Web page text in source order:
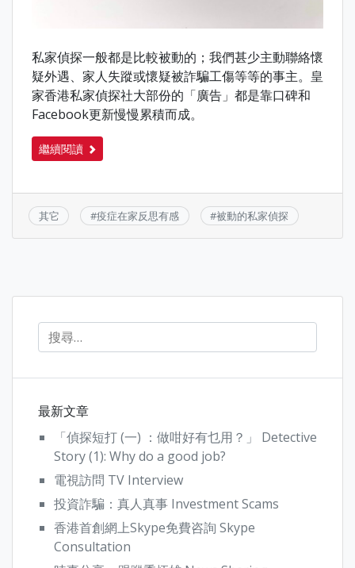
私家偵探一般都是比較被動的；我們甚少主動聯絡懷
疑外遇、家人失蹤或懷疑被詐騙工傷等等的事主。皇
家香港私家偵探社大部份的「廣告」都是靠口碑和
Facebook更新慢慢累積而成。
繼續閱讀
其它 #疫症在家反思有感 #被動的私家偵探
最新文章
「偵探短打 (一) ：做咁好有乜用？」 Detective
Story (1): Why do a good job?
電視訪問 TV Interview
投資詐騙：真人真事 Investment Scams
香港首創網上Skype免費咨詢 Skype
Consultation